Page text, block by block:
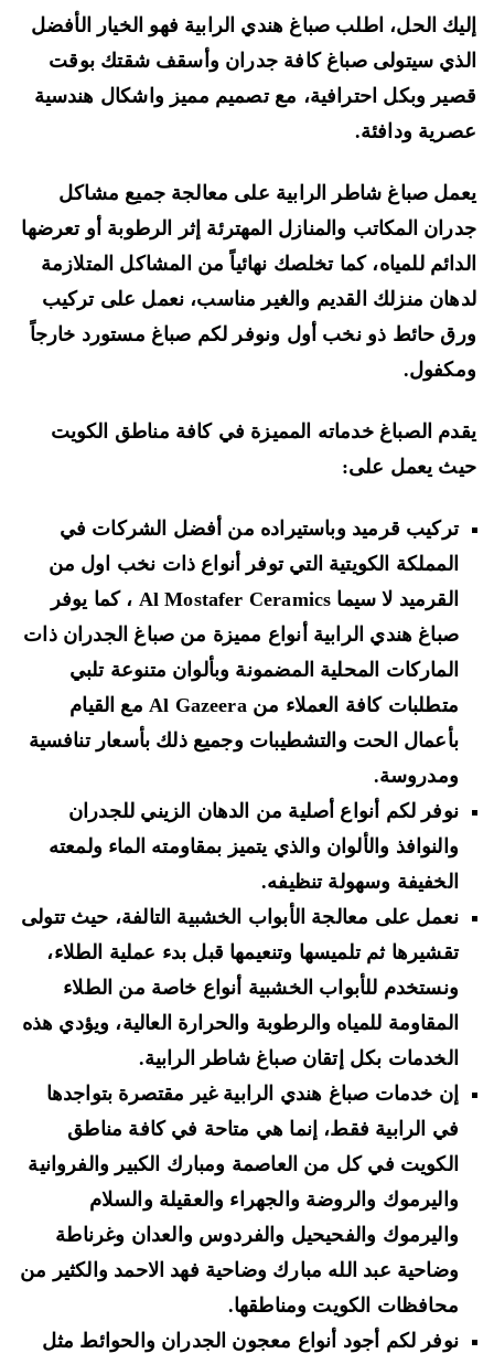
الحل، اطلب صباغ هندي الرابية فهو الخيار الأفضل
سيتولى صباغ كافة جدران وأسقف شقتك بوقت
وبكل احترافية، مع تصميم مميز واشكال هندسية
ودافئة.
صباغ شاطر الرابية على معالجة جميع مشاكل
المكاتب والمنازل المهترئة إثر الرطوبة أو تعرضها
للمياه، كما تخلصك نهائياً من المشاكل المتلازمة
منزلك القديم والغير مناسب، نعمل على تركيب
حائط ذو نخب أول ونوفر لكم صباغ مستورد خارجاً
الصباغ خدماته المميزة في كافة مناطق الكويت
يعمل على:
تركيب قرميد وباستيراده من أفضل الشركات في
المملكة الكويتية التي توفر أنواع ذات نخب اول من
القرميد لا سيما Al Mostafer Ceramics ، كما يوفر
صباغ هندي الرابية أنواع مميزة من صباغ الجدران ذات
الماركات المحلية المضمونة وبألوان متنوعة تلبي
متطلبات كافة العملاء من Al Gazeera مع القيام
بأعمال الحت والتشطيبات وجميع ذلك بأسعار تنافسية
ومدروسة.
نوفر لكم أنواع أصلية من الدهان الزيني للجدران
والنوافذ والألوان والذي يتميز بمقاومته الماء ولمعته
الخفيفة وسهولة تنظيفه.
نعمل على معالجة الأبواب الخشبية التالفة، حيث تتولى
تقشيرها ثم تلميسها وتنعيمها قبل بدء عملية الطلاء،
ونستخدم للأبواب الخشبية أنواع خاصة من الطلاء
المقاومة للمياه والرطوبة والحرارة العالية، ويؤدي هذه
الخدمات بكل إتقان صباغ شاطر الرابية.
إن خدمات صباغ هندي الرابية غير مقتصرة بتواجدها
في الرابية فقط، إنما هي متاحة في كافة مناطق
الكويت في كل من العاصمة ومبارك الكبير والفروانية
واليرموك والروضة والجهراء والعقيلة والسلام
واليرموك والفحيحيل والفردوس والعدان وغرناطة
وضاحية عبد الله مبارك وضاحية فهد الاحمد والكثير من
محافظات الكويت ومناطقها.
نوفر لكم أجود أنواع معجون الجدران والحوائط مثل